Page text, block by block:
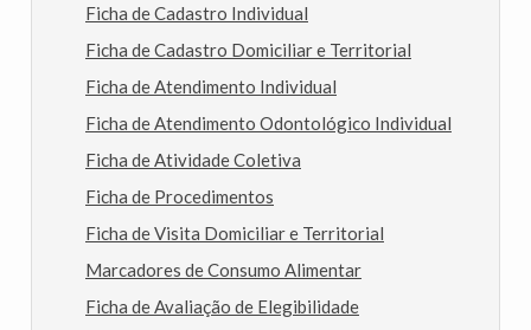
Ficha de Cadastro Individual
Ficha de Cadastro Domiciliar e Territorial
Ficha de Atendimento Individual
Ficha de Atendimento Odontológico Individual
Ficha de Atividade Coletiva
Ficha de Procedimentos
Ficha de Visita Domiciliar e Territorial
Marcadores de Consumo Alimentar
Ficha de Avaliação de Elegibilidade